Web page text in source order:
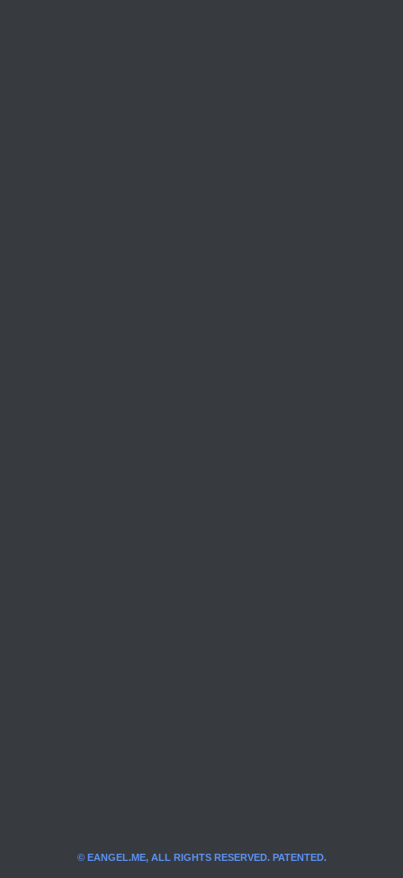
© EANGEL.ME, ALL RIGHTS RESERVED. PATENTED.